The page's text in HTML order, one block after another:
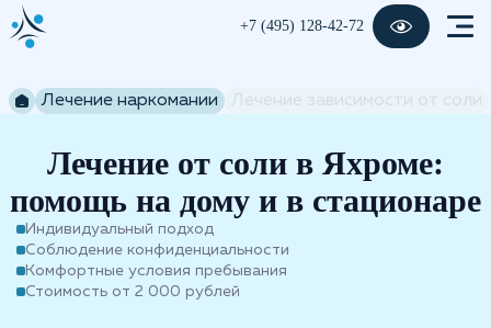
+7 (495) 128-42-72
Лечение наркомании
Лечение от соли в Яхроме:
помощь на дому и в стационаре
Индивидуальный подход
Соблюдение конфиденциальности
Комфортные условия пребывания
Стоимость от 2 000 рублей